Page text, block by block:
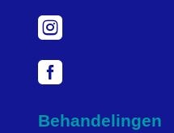


Behandelingen